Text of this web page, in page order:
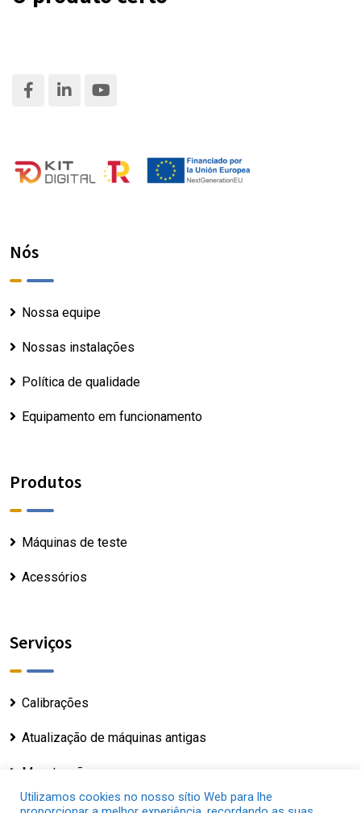
Nós
Nossa equipe
Nossas instalações
Política de qualidade
Equipamento em funcionamento
Produtos
Máquinas de teste
Acessórios
Serviços
Calibrações
Atualização de máquinas antigas
Manutenção
Utilizamos cookies no nosso sítio Web para lhe